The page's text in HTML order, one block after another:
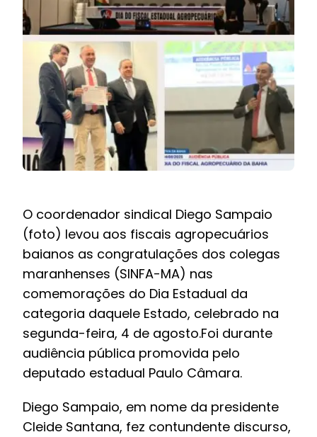
PCCR JÁ – Galeria
O coordenador sindical Diego Sampaio
(foto) levou aos fiscais agropecuários
baianos as congratulações dos colegas
maranhenses (SINFA-MA) nas
comemorações do Dia Estadual da
categoria daquele Estado, celebrado na
segunda-feira, 4 de agosto.Foi durante
audiência pública promovida pelo
deputado estadual Paulo Câmara.
Diego Sampaio, em nome da presidente
Cleide Santana, fez contundente discurso,